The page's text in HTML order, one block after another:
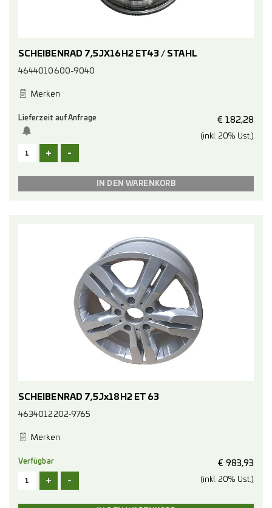
SCHEIBENRAD 7,5JX16H2 ET43 / STAHL
4644010600-9040
Merken
€ 182,28
(inkl. 20% Ust.)
Lieferzeit auf Anfrage
+ -
SCHEIBENRAD 7,5Jx18H2 ET 63
4634012202-9765
Merken
€ 983,93
(inkl. 20% Ust.)
Verfügbar
+ -